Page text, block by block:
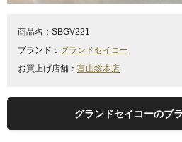
商品名： SBGV221
ブランド： グランドセイコー
お買上げ店舗： 富山総本店
グランドセイコーのブ